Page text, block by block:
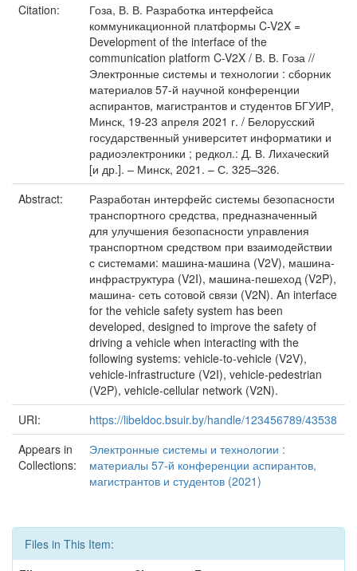
Citation:
Гоза, В. В. Разработка интерфейса
коммуникационной платформы C-V2X =
Development of the interface of the
communication platform C-V2X / В. В. Гоза //
Электронные системы и технологии : сборник
материалов 57-й научной конференции
аспирантов, магистрантов и студентов БГУИР,
Минск, 19-23 апреля 2021 г. / Белорусский
государственный университет информатики и
радиоэлектроники ; редкол.: Д. В. Лихаческий
[и др.]. – Минск, 2021. – С. 325–326.
Abstract:
Разработан интерфейс системы безопасности
транспортного средства, предназначенный
для улучшения безопасности управления
транспортном средством при взаимодействии
с системами: машина-машина (V2V), машина-
инфраструктура (V2I), машина-пешеход (V2P),
машина- сеть сотовой связи (V2N). An interface
for the vehicle safety system has been
developed, designed to improve the safety of
driving a vehicle when interacting with the
following systems: vehicle-to-vehicle (V2V),
vehicle-infrastructure (V2I), vehicle-pedestrian
(V2P), vehicle-cellular network (V2N).
URI:
https://libeldoc.bsuir.by/handle/123456789/43538
Appears in
Collections:
Электронные системы и технологии :
материалы 57-й конференции аспирантов,
магистрантов и студентов (2021)
Files in This Item: